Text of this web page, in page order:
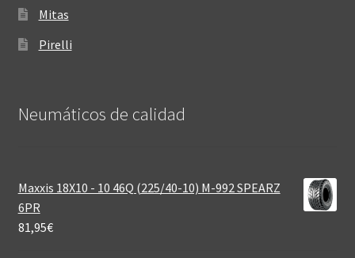
Mitas
Pirelli
Neumáticos de calidad‎
Maxxis 18X10 - 10 46Q (225/40-10) M-992 SPEARZ
6PR
81,95€